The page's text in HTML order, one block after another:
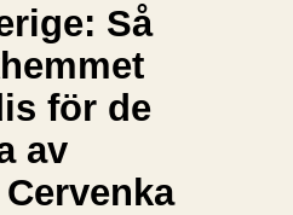
Så
för de
av